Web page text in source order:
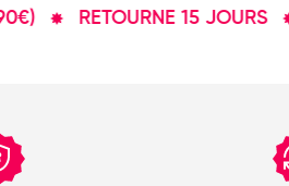
RETOURNE 15 JOURS